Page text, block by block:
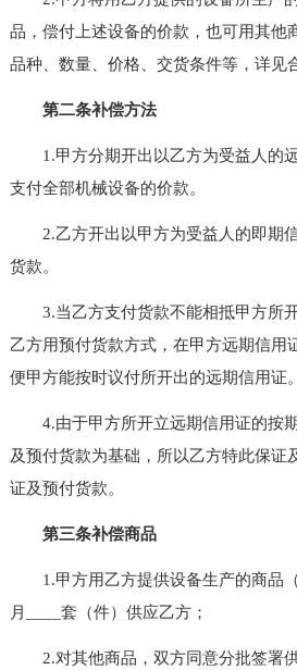
品，偿付上述设备的价款，也可用其他
品种、数量、价格、交货条件等，详见
第二条补偿方法
1.甲方分期开出以乙方为受益人的
支付全部机械设备的价款。
2.乙方开出以甲方为受益人的即期
货款。
3.当乙方支付货款不能相抵甲方所开
乙方用预付货款方式，在甲方远期信用
便甲方能按时议付所开出的远期信用证。
4.由于甲方所开立远期信用证的按
及预付货款为基础，所以乙方特此保证
证及预付货款。
第三条补偿商品
1.甲方用乙方提供设备生产的商品
月____套（件）供应乙方；
2.对其他商品，双方同意分批签署供